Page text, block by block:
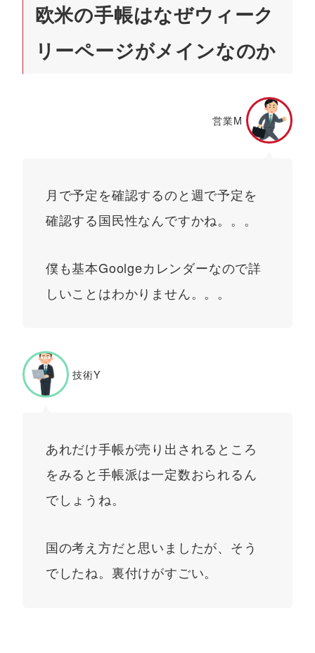
欧米の手帳はなぜウィーク
リーページがメインなのか
営業M
月で予定を確認するのと週で予定を
確認する国民性なんですかね。。。
僕も基本Goolgeカレンダーなので詳
しいことはわかりません。。。
技術Y
あれだけ手帳が売り出されるところ
をみると手帳派は一定数おられるん
でしょうね。
国の考え方だと思いましたが、そう
でしたね。裏付けがすごい。